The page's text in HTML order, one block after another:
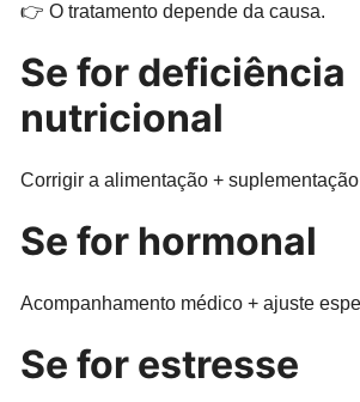
👉 O tratamento depende da causa.
Se for deficiência
nutricional
Corrigir a alimentação +
Se for hormonal
Acompanhamento médico + ajuste
Se for estresse